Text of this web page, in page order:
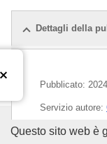
Dettagli della
Pubblicato:
Servizio autore:
IMMC : ST
Ufficio
Questo sito web è